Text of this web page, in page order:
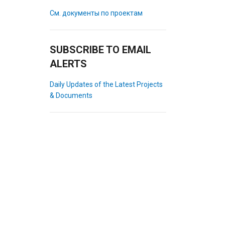
См. документы по проектам
SUBSCRIBE TO EMAIL
ALERTS
Daily Updates of the Latest Projects
& Documents